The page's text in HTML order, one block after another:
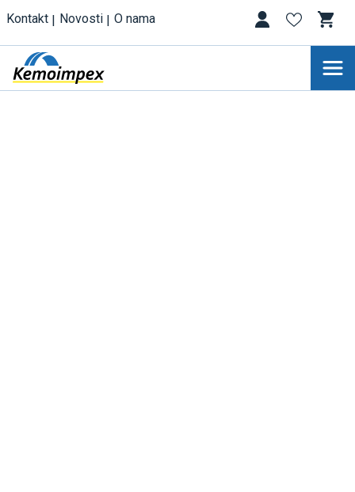
Kontakt Novosti O nama